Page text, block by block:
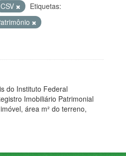
CSV
Etiquetas:
do Instituto Federal
Imobiliário Patrimonial
área m² do terreno,